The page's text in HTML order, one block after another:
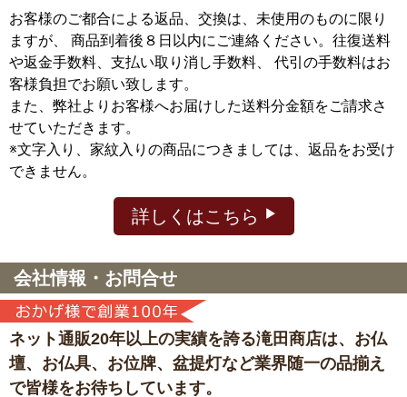
お客様のご都合による返品、交換は、未使用のものに限り
ますが、
商品到着後８日以内にご連絡ください。往復送料
や返金手数料、支払い取り消し手数料、 代引の手数料はお
客様負担でお願い致します。
また、弊社よりお客様へお届けした送料分金額をご請求さ
せていただきます。
※文字入り、家紋入りの商品につきましては、返品をお受け
できません。
詳しくはこちら
会社情報・お問合せ
ネット通販20年以上の実績を誇る滝田商店は、 お仏
壇、お仏具、お位牌、盆提灯など業界随一の品揃え
で皆様をお待ちしています。